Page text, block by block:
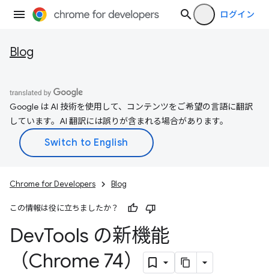
ログイン
Blog
Google は AI 技術を使用して、コンテンツをご希望の言語に翻訳
しています。AI 翻訳には誤りが含まれる場合があります。
Chrome for Developers Blog
この情報は役に立ちましたか？
DevTools の新機能
（Chrome 74）